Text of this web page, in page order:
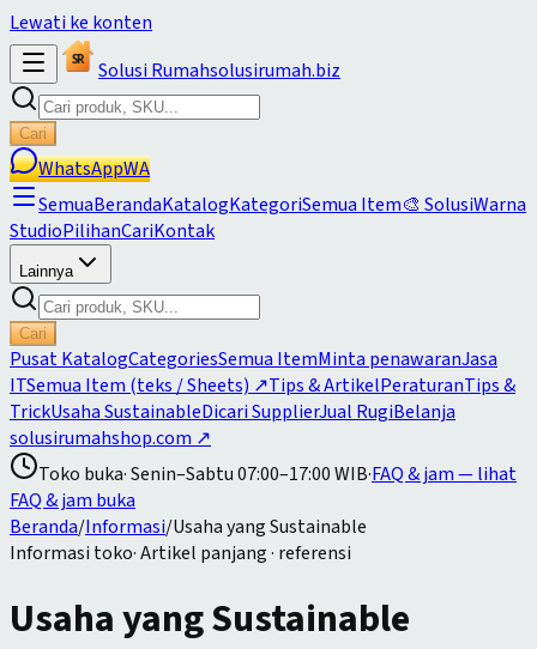
Lewati ke konten
SR Solusi Rumahsolusirumah.biz
Cari
WhatsAppWA
SemuaBerandaKatalogKategoriSemua Item🎨 SolusiWarna
StudioPilihanCariKontak
Lainnya
Cari
Pusat KatalogCategoriesSemua ItemMinta penawaranJasa
ITSemua Item (teks / Sheets) ↗Tips & ArtikelPeraturanTips &
TrickUsaha SustainableDicari SupplierJual RugiBelanja
solusirumahshop.com ↗
Toko buka·Senin–Sabtu 07:00–17:00 WIB·FAQ & jam— lihat
FAQ & jam buka
Beranda/Informasi/Usaha yang Sustainable
Informasi toko·Artikel panjang · referensi
Usaha yang Sustainable